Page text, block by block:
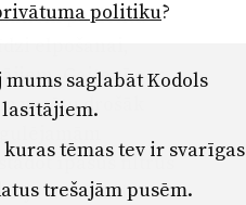
pacientu
elpošanai,
Gaitenī gar
drošāk
īpašus filtrus
un slimību
politiku?
saglabāt Kodols
lasītājiem.
tēmas tev ir
trešajām pusēm.